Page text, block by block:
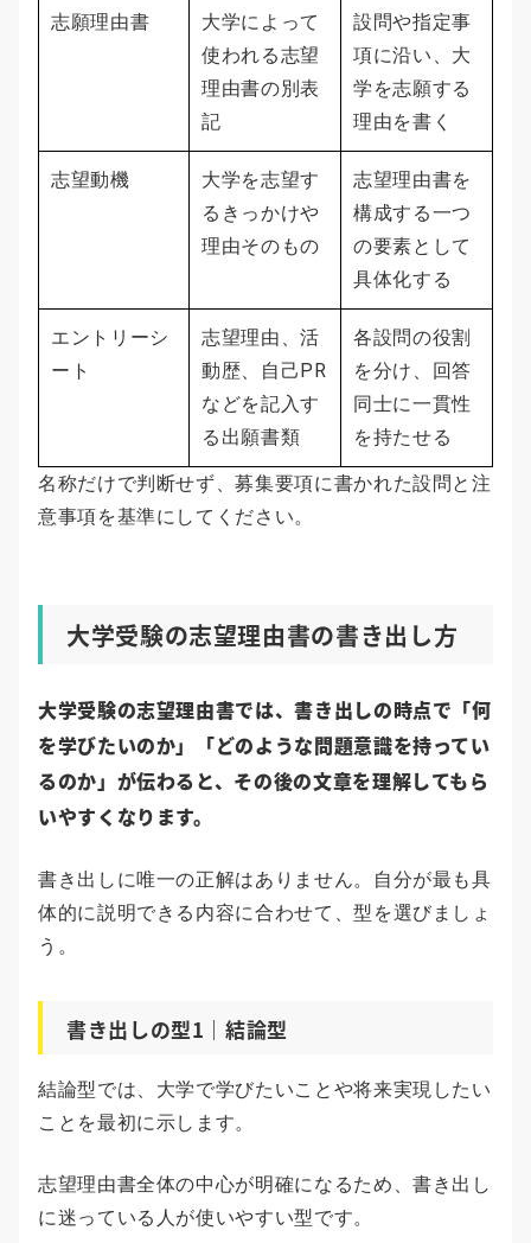
志願理由書
大学によって
使われる志望
理由書の別表
記
設問や指定事
項に沿い、大
学を志願する
理由を書く
志望動機
大学を志望す
るきっかけや
理由そのもの
志望理由書を
構成する一つ
の要素として
具体化する
エントリーシ
ート
志望理由、活
動歴、自己PR
などを記入す
る出願書類
各設問の役割
を分け、回答
同士に一貫性
を持たせる
名称だけで判断せず、募集要項に書かれた設問と注
意事項を基準にしてください。
大学受験の志望理由書の書き出し方
大学受験の志望理由書では、書き出しの時点で「何
を学びたいのか」「どのような問題意識を持ってい
るのか」が伝わると、その後の文章を理解してもら
いやすくなります。
書き出しに唯一の正解はありません。自分が最も具
体的に説明できる内容に合わせて、型を選びましょ
う。
書き出しの型1｜結論型
結論型では、大学で学びたいことや将来実現したい
ことを最初に示します。
志望理由書全体の中心が明確になるため、書き出し
に迷っている人が使いやすい型です。